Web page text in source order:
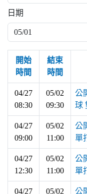
日期
開始
時間
結束
時間
04/27
08:30
05/02
09:30
公
球
04/27
09:00
05/02
11:00
公
單
04/27
12:30
05/02
11:00
公
單
04/27
05/02
公